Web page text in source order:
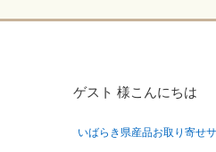
ゲスト 様こんにちは
いばらき県産品お取り寄せ